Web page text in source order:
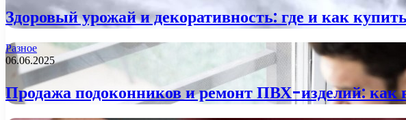
Здоровый урожай и декоративность: где и как
Разное
06.06.2025
Продажа подоконников и ремонт ПВХ-изделий: как